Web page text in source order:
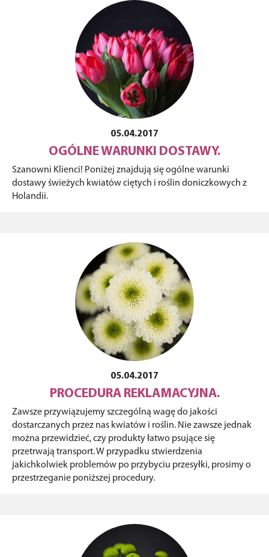
05.04.2017
OGÓLNE WARUNKI DOSTAWY.
Szanowni Klienci! Poniżej znajdują się ogólne warunki
dostawy świeżych kwiatów ciętych i roślin doniczkowych z
Holandii.
05.04.2017
PROCEDURA REKLAMACYJNA.
Zawsze przywiązujemy szczególną wagę do jakości
dostarczanych przez nas kwiatów i roślin. Nie zawsze jednak
można przewidzieć, czy produkty łatwo psujące się
przetrwają transport. W przypadku stwierdzenia
jakichkolwiek problemów po przybyciu przesyłki, prosimy o
przestrzeganie poniższej procedury.